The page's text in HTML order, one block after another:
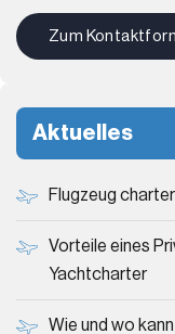
Zum
Aktuelles
Flugzeug
Vorteile eines
Yachtcharter
Wie und wo